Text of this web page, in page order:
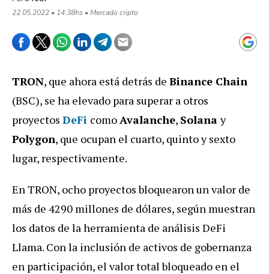
22.05.2022 • 14:38hs • Mercado cripto
TRON, que ahora está detrás de Binance Chain
(BSC), se ha elevado para superar a otros
proyectos DeFi comoAvalanche, Solanay
Polygon, que ocupan el cuarto, quinto y sexto
lugar, respectivamente.
En TRON, ocho proyectos bloquearon un valor de
más de 4290 millones de dólares, según muestran
los datos de la herramienta de análisis DeFi
Llama. Con la inclusión de activos de gobernanza
en participación, el valor total bloqueado en el